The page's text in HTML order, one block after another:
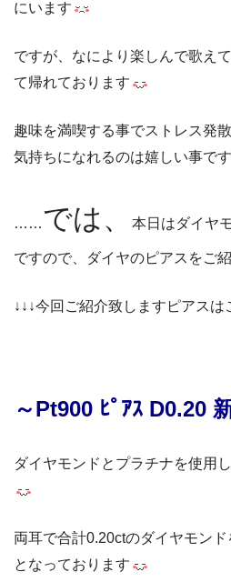
にいます
ですが、なにより楽しんで歌え
て帰れております
趣味を満喫する事でストレス発
気持ちになれるのは嬉しい事で
……では、 本日はダイヤ
ですので、ダイヤのピアスをご
↓↓↓今回ご紹介致しますピアスは
～Pt900 ﾋﾟｱｽ D0.20
ダイヤモンドとプラチナを使用
両耳で合計0.20ctのダイヤモン
となっております